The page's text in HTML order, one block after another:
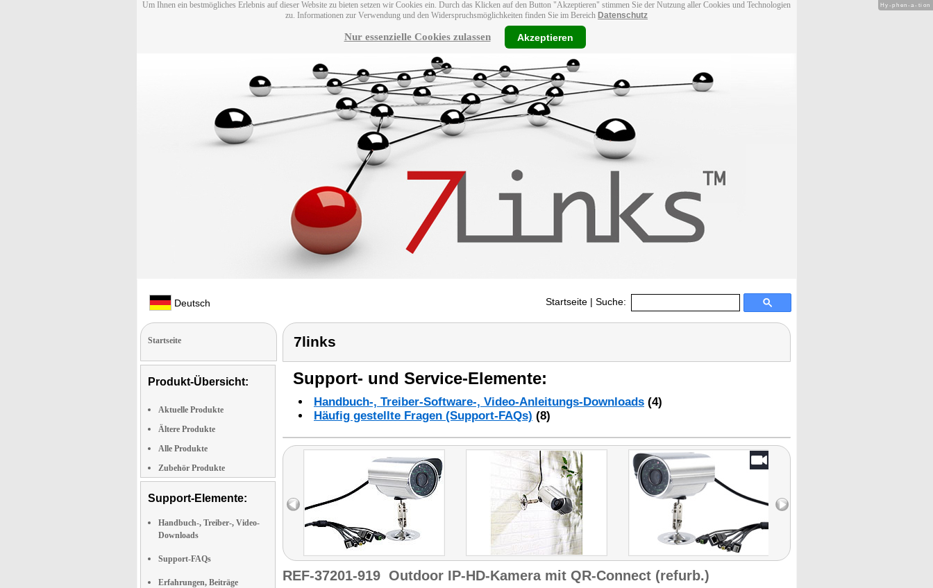
Um Ihnen ein bestmögliches Erlebnis auf dieser Website zu bieten setzen wir Cookies ein. Durch das Klicken auf den Button "Akzeptieren" stimmen Sie der Nutzung aller Cookies und Technologien
zu. Informationen zur Verwendung und den Widerspruchsmöglichkeiten finden Sie im Bereich Datenschutz
Nur essenzielle Cookies zulassen Akzeptieren
Deutsch Startseite | Suche:
Startseite
Produkt-Übersicht:
Aktuelle Produkte
Ältere Produkte
Alle Produkte
Zubehör Produkte
Support-Elemente:
Handbuch-, Treiber-, Video-
Downloads
Support-FAQs
Erfahrungen, Beiträge
7links
Support- und Service-Elemente:
Handbuch-, Treiber-Software-, Video-Anleitungs-Downloads (4)
Häufig gestellte Fragen (Support-FAQs) (8)
REF-37201-919 Outdoor IP-HD-Kamera mit QR-Connect (refurb.)
Hy-phen-a-tion